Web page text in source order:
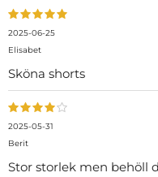
2025-06-25
Elisabet
Sköna shorts
2025-05-31
Berit
Stor storlek men behöll